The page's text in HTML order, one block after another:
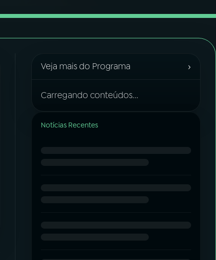
Veja mais do Programa ›
Carregando conteúdos...
Notícias Recentes